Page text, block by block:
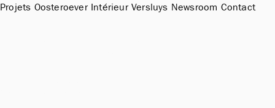
Projets Oosteroever Intérieur Versluys Newsroom Contact